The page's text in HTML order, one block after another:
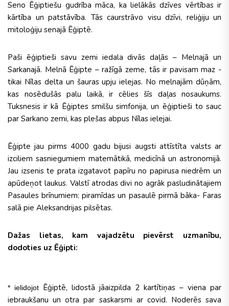
Seno Ēģiptiešu gudrība māca, ka lielākās dzīves vērtības ir
kārtība un patstāvība. Tās caurstrāvo visu dzīvi, reliģiju un
mitoloģiju senajā Ēģiptē.
Paši ēģiptieši savu zemi iedala divās daļās – Melnajā un
Sarkanajā. Melnā Ēģipte – ražīgā zeme, tās ir pavisam maz -
tikai Nīlas delta un šauras upju ielejas. No melnajām dūņām,
kas nosēdušās palu laikā, ir cēlies šīs daļas nosaukums.
Tuksnesis ir kā Ēģiptes smilšu simfonija, un ēģiptieši to sauc
par Sarkano zemi, kas plešas abpus Nīlas ielejai.
Ēģipte jau pirms 4000 gadu bijusi augsti attīstīta valsts ar
izciliem sasniegumiem matemātikā, medicīnā un astronomijā.
Jau izsenis te prata izgatavot papīru no papirusa niedrēm un
apūdeņot laukus. Valstī atrodas divi no agrāk pasludinātajiem
Pasaules brīnumiem: piramīdas un pasaulē pirmā bāka- Faras
salā pie Aleksandrijas pilsētas.
Dažas lietas, kam vajadzētu pievērst uzmanību,
dodoties uz Ēģipti:
* ielidojot Ēģiptē, lidostā jāaizpilda 2 kartītiņas – viena par
iebraukšanu un otra par saskarsmi ar covid. Noderēs sava